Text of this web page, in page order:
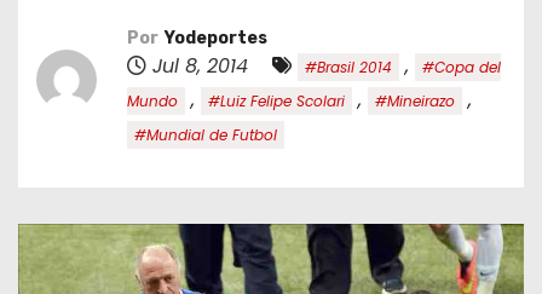
Por Yodeportes
Jul 8, 2014 #Brasil 2014 ,
#Copa del
Mundo
, #Luiz Felipe Scolari , #Mineirazo ,
#Mundial de Futbol